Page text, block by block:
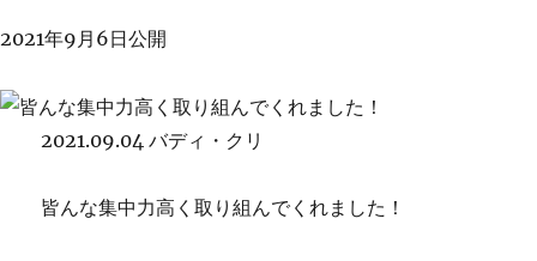
2021年9月6日公開
2021.09.04 バディ・クリ
皆んな集中力高く取り組んでくれました！